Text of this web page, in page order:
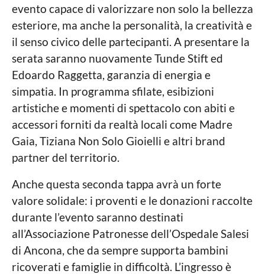
evento capace di valorizzare non solo la bellezza
esteriore, ma anche la personalità, la creatività e
il senso civico delle partecipanti. A presentare la
serata saranno nuovamente Tunde Stift ed
Edoardo Raggetta, garanzia di energia e
simpatia. In programma sfilate, esibizioni
artistiche e momenti di spettacolo con abiti e
accessori forniti da realtà locali come Madre
Gaia, Tiziana Non Solo Gioielli e altri brand
partner del territorio.
Anche questa seconda tappa avrà un forte
valore solidale: i proventi e le donazioni raccolte
durante l’evento saranno destinati
all’Associazione Patronesse dell’Ospedale Salesi
di Ancona, che da sempre supporta bambini
ricoverati e famiglie in difficoltà. L’ingresso è